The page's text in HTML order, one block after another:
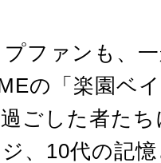
ファンも、
の「楽園ベ
ごした者た
、10代の記